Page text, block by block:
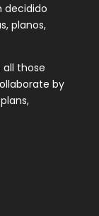
decidido
planos,
all those
by